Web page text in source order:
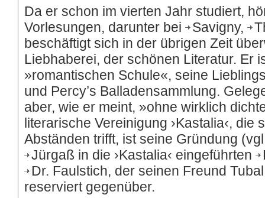
Da er schon im vierten Jahr studiert,
Vorlesungen, darunter bei
Savigny,
beschäftigt sich in der übrigen Zeit
Liebhaberei, der schönen Literatur. Er
»romantischen Schule«, seine
und Percy’s Balladensammlung.
aber, wie er meint, »ohne wirklich
literarische Vereinigung ›Kastalia‹, die
Abständen trifft, ist seine Gründung
Jürgaß in die ›Kastalia‹ eingeführten
Dr. Faulstich, der seinen Freund
reserviert gegenüber.